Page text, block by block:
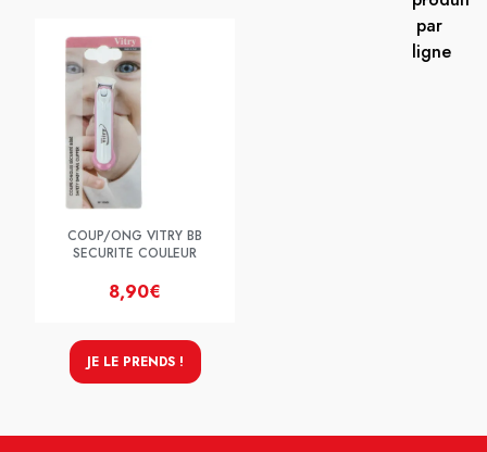
COUP/ONG VITRY BB
SECURITE COULEUR
8,90€
JE LE PRENDS !